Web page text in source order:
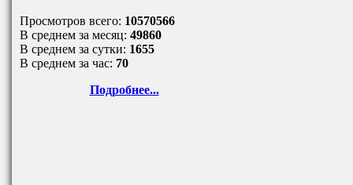
Просмотров всего: 10570566
В среднем за месяц: 49860
В среднем за сутки: 1655
В среднем за час: 70
Подробнее...